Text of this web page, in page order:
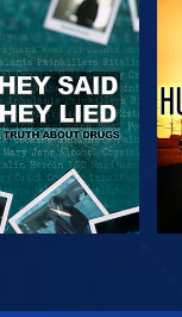
GUARDA